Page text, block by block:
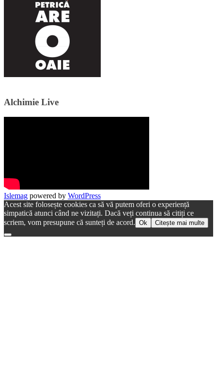
Alchimie Live
Islemag powered by WordPress
Acest site folosește cookies ca să vă putem oferi o experiență
simpatică atunci când ne vizitați. Dacă veți continua să citiți ce
scriem, vom presupune că sunteți de acord. Ok Citește mai multe